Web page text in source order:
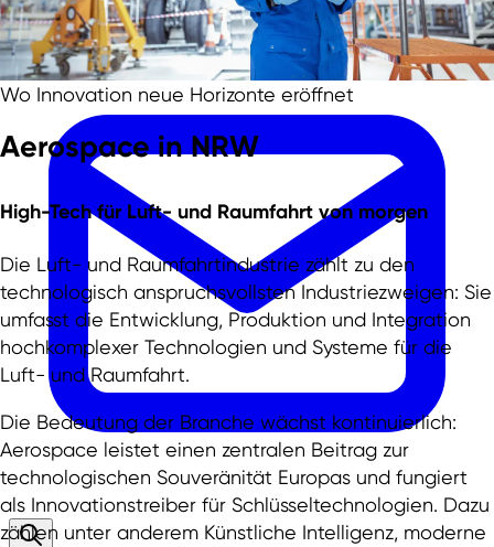
Team
Wo Innovation neue Horizonte eröffnet
Aerospace in NRW
High-Tech für Luft- und Raumfahrt von morgen
Die Luft- und Raumfahrtindustrie zählt zu den
technologisch anspruchsvollsten Industriezweigen: Sie
umfasst die Entwicklung, Produktion und Integration
hochkomplexer Technologien und Systeme für die
Luft- und Raumfahrt.
Die Bedeutung der Branche wächst kontinuierlich:
Aerospace leistet einen zentralen Beitrag zur
technologischen Souveränität Europas und fungiert
als Innovationstreiber für Schlüsseltechnologien. Dazu
zählen unter anderem Künstliche Intelligenz, moderne